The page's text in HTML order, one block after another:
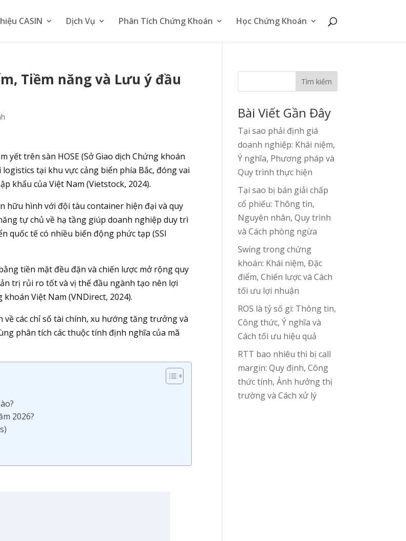
CASIN Dịch Vụ Phân Tích Chứng Khoán Học Chứng Khoán
Tiềm năng và Lưu ý đầu
yết trên sàn HOSE (Sở Giao dịch Chứng khoán
tại khu vực cảng biển phía Bắc, đóng vai
khẩu của Việt Nam (Vietstock, 2024).
hữu hình với đội tàu container hiện đại và quy
tự chủ về hạ tầng giúp doanh nghiệp duy trì
quốc tế có nhiều biến động phức tạp (SSI
tiền mặt đều đặn và chiến lược mở rộng quy
trị rủi ro tốt và vị thế đầu ngành tạo nên lợi
Việt Nam (VNDirect, 2024).
các chỉ số tài chính, xu hướng tăng trưởng và
phân tích các thuộc tính định nghĩa của mã
2026?
Tìm kiếm
Bài Viết Gần Đây
Tại sao phải định giá
doanh nghiệp: Khái niệm,
Ý nghĩa, Phương pháp và
Quy trình thực hiện
Tại sao bị bán giải chấp
cổ phiếu: Thông tin,
Nguyên nhân, Quy trình
và Cách phòng ngừa
Swing trong chứng
khoán: Khái niệm, Đặc
điểm, Chiến lược và Cách
tối ưu lợi nhuận
ROS là tỷ số gì: Thông tin,
Công thức, Ý nghĩa và
Cách tối ưu hiệu quả
RTT bao nhiêu thì bị call
margin: Quy định, Công
thức tính, Ảnh hưởng thị
trường và Cách xử lý